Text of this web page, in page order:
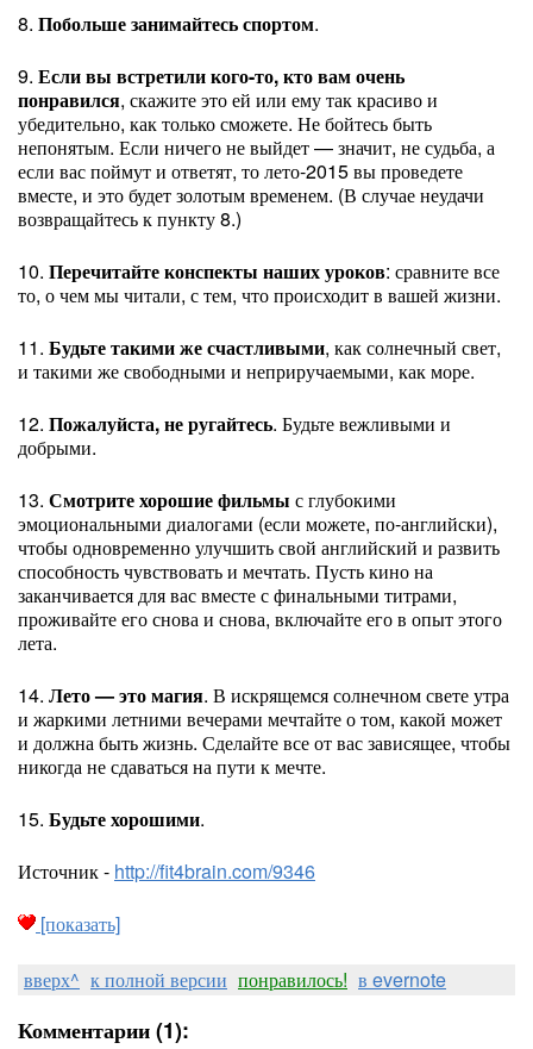
8. Побольше занимайтесь спортом.
9. Если вы встретили кого-то, кто вам очень
понравился, скажите это ей или ему так красиво и
убедительно, как только сможете. Не бойтесь быть
непонятым. Если ничего не выйдет — значит, не судьба, а
если вас поймут и ответят, то лето-2015 вы проведете
вместе, и это будет золотым временем. (В случае неудачи
возвращайтесь к пункту 8.)
10. Перечитайте конспекты наших уроков: сравните все
то, о чем мы читали, с тем, что происходит в вашей жизни.
11. Будьте такими же счастливыми, как солнечный свет,
и такими же свободными и неприручаемыми, как море.
12. Пожалуйста, не ругайтесь. Будьте вежливыми и
добрыми.
13. Смотрите хорошие фильмы с глубокими
эмоциональными диалогами (если можете, по-английски),
чтобы одновременно улучшить свой английский и развить
способность чувствовать и мечтать. Пусть кино на
заканчивается для вас вместе с финальными титрами,
проживайте его снова и снова, включайте его в опыт этого
лета.
14. Лето — это магия. В искрящемся солнечном свете утра
и жаркими летними вечерами мечтайте о том, какой может
и должна быть жизнь. Сделайте все от вас зависящее, чтобы
никогда не сдаваться на пути к мечте.
15. Будьте хорошими.
Источник - http://fit4brain.com/9346
[показать]
вверх^ к полной версии понравилось! в evernote
Комментарии (1):